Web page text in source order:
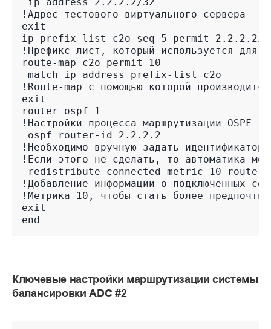
!Адрес тестового виртуального сервера
exit
ip prefix-list c2o seq 5 permit 2.2.2.2/
!Префикс-лист, который используется для
route-map c2o permit 10
match ip address prefix-list c2o
!Route-map с помощью которой
exit
router ospf 1
!Настройки процесса маршрутизации OSPF
ospf router-id 2.2.2.2
!Необходимо вручную задать идентификатор
!Если этого не сделать, то автоматика
redistribute connected metric 10 route-
!Добавление информации о подключенных
!Метрика 10, чтобы стать более
exit
end
Ключевые настройки маршрутизации системы
балансировки ADC #2